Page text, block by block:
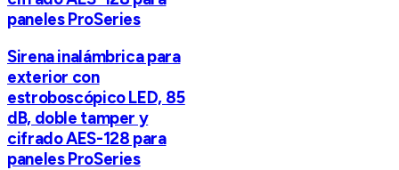
paneles ProSeries
Sirena inalámbrica para
exterior con
estroboscópico LED, 85
dB, doble tamper y
cifrado AES-128 para
paneles ProSeries